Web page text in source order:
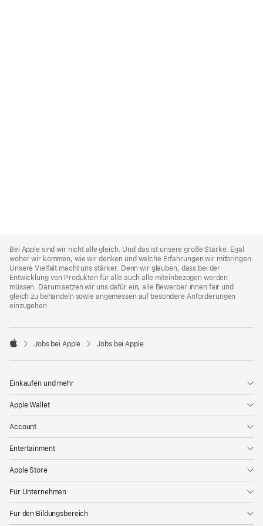
Footer
Bei Apple sind wir nicht alle gleich. Und das ist unsere große Stärke. Egal
woher wir kommen, wie wir denken und welche Erfahrungen wir mitbringen:
Unsere Vielfalt macht uns stärker. Denn wir glauben, dass bei der
Entwicklung von Produkten für alle auch alle miteinbezogen werden
müssen. Darum setzen wir uns dafür ein, alle Bewerber:innen fair und
gleich zu behandeln sowie angemessen auf besondere Anforderungen
einzugehen.

Jobs bei Apple Jobs bei Apple
Einkaufen und mehr
Apple Wallet
Account
Entertainment
Apple Store
Für Unternehmen
Für den Bildungsbereich